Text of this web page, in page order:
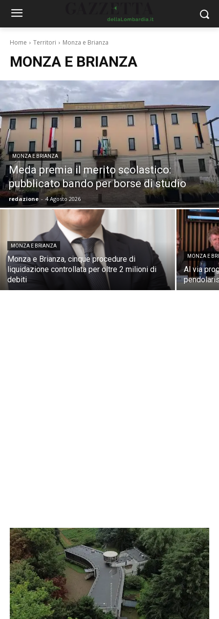
Home Territori Monza e Brianza
MONZA E BRIANZA
MONZA E BRIANZA
Meda premia il merito scolastico:
pubblicato bando per borse di studio
redazione - 4 Agosto 2026
MONZA E BRIANZA
Monza e Brianza, cinque procedure di
liquidazione controllata per oltre 2 milioni di
debiti
MONZA E
Al via